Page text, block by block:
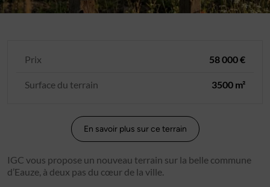
Prix 58 000 €
Surface du terrain 3500 m²
En savoir plus sur ce terrain
IGC vous propose un nouveau terrain sur la belle commune
d’Eauze, à deux pas du cœur de la ville.